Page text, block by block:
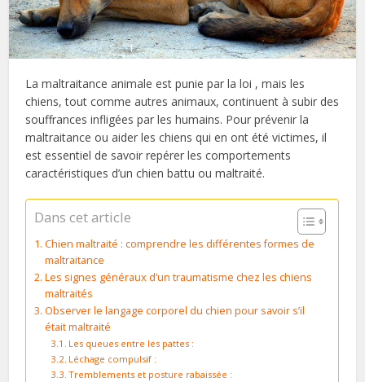
La maltraitance animale est punie par la loi , mais les
chiens, tout comme autres animaux, continuent à subir des
souffrances infligées par les humains. Pour prévenir la
maltraitance ou aider les chiens qui en ont été victimes, il
est essentiel de savoir repérer les comportements
caractéristiques d’un chien battu ou maltraité.
Dans cet article
Chien maltraité : comprendre les différentes formes de
maltraitance
Les signes généraux d’un traumatisme chez les chiens
maltraités
Observer le langage corporel du chien pour savoir s’il
était maltraité
Les queues entre les pattes :
Léchage compulsif :
Tremblements et posture rabaissée :